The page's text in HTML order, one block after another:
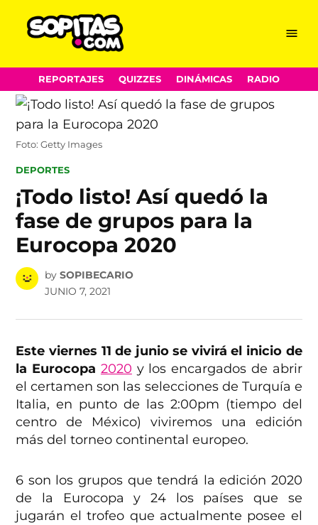
Skip
to
content
Menu
REPORTAJES QUIZZES DINÁMICAS RADIO
Foto: Getty Images
POSTED
DEPORTES
¡Todo listo! Así quedó la
fase de grupos para la
Eurocopa 2020
by SOPIBECARIO
JUNIO 7, 2021
Este viernes 11 de junio se vivirá el inicio de
la Eurocopa 2020 y los encargados de abrir
el certamen son las selecciones de Turquía e
Italia, en punto de las 2:00pm (tiempo del
centro de México) viviremos una edición
más del torneo continental europeo.
6 son los grupos que tendrá la edición 2020
de la Eurocopa y 24 los países que se
jugarán el trofeo que actualmente posee el